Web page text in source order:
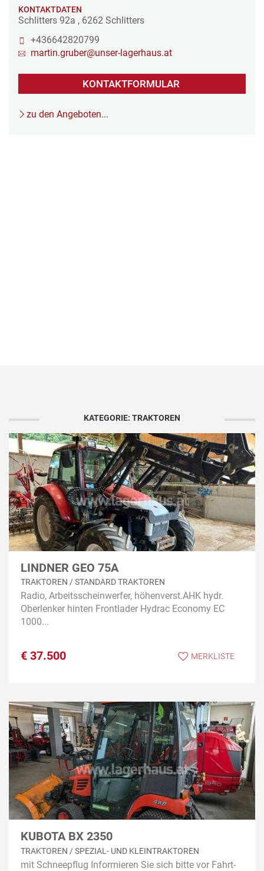
KONTAKTDATEN
Schlitters 92a , 6262 Schlitters
+436642820799
martin.gruber@unser-lagerhaus.at
KONTAKTFORMULAR
zu den Angeboten...
KATEGORIE: TRAKTOREN
LINDNER GEO 75A
TRAKTOREN / STANDARD TRAKTOREN
Radio, Arbeitsscheinwerfer, höhenverst.AHK hydr.
Oberlenker hinten Frontlader Hydrac Economy EC
1000...
€ 37.500 MERKLISTE
KUBOTA BX 2350
TRAKTOREN / SPEZIAL- UND KLEINTRAKTOREN
mit Schneepflug Informieren Sie sich bitte vor Fahrt-